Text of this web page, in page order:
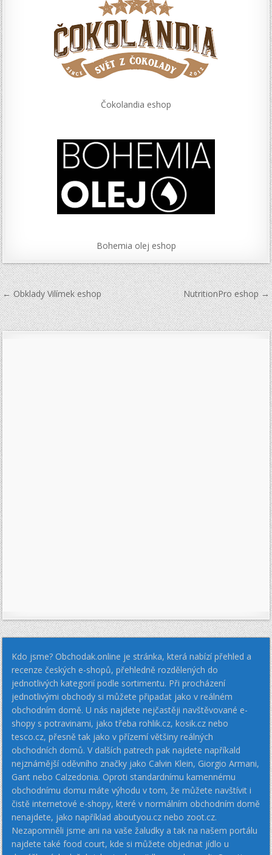
Čokolandia eshop
Bohemia olej eshop
Navigace
pro
příspěvek
← Obklady Vilímek eshop NutritionPro eshop →
Kdo jsme? Obchodak.online je stránka, která nabízí přehled a
recenze českých e-shopů, přehledně rozdělených do
jednotlivých kategorií podle sortimentu. Při procházení
jednotlivými obchody si můžete připadat jako v reálném
obchodním domě. U nás najdete nejčastěji navštěvované e-
shopy s potravinami, jako třeba rohlik.cz, kosik.cz nebo
tesco.cz, přesně tak jako v přízemí většiny reálných
obchodních domů. V dalších patrech pak najdete napříkald
nejznámější oděvního značky jako Calvin Klein, Giorgio Armani,
Gant nebo Calzedonia. Oproti standardnímu kamennému
obchodnímu domu máte výhodu v tom, že můžete navštívit i
čistě internetové e-shopy, které v normálním obchodním domě
nenajdete, jako například aboutyou.cz nebo zoot.cz.
Nezapomněli jsme ani na vaše žaludky a tak na našem portálu
najdete také food court, kde si můžete objednat jídlo u